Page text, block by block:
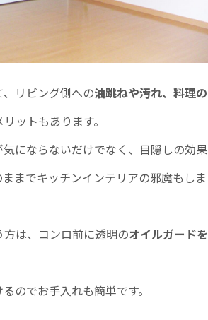
リビング側への油跳ねや汚れ、料理の
ットもあります。
にならないだけでなく、目隠しの効果
までキッチンインテリアの邪魔もしま
方は、コンロ前に透明のオイルガードを
のでお手入れも簡単です。